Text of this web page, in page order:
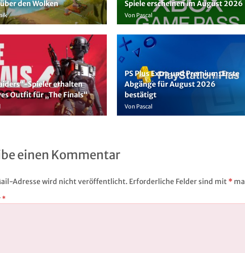
den Wolken
Spiele erscheinen im August 2026
Von Pascal
Spieler erhalten
Outfit für „The Finals“
PS Plus Extra und Premium: Erste
Abgänge für August 2026
bestätigt
Von Pascal
einen Kommentar
Adresse wird nicht veröffentlicht. Erforderliche Felder sind mit *
*